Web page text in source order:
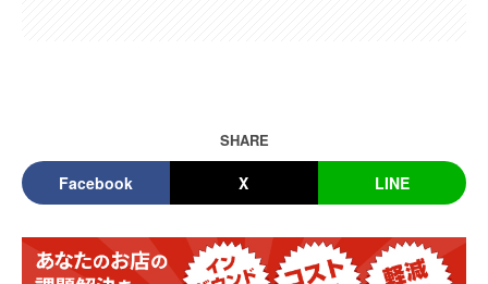
SHARE
Facebook X LINE